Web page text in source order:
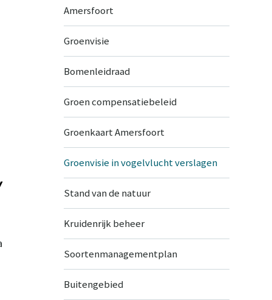
Amersfoort
Groenvisie
Bomenleidraad
Groen compensatiebeleid
Groenkaart Amersfoort
Groenvisie in vogelvlucht verslagen
Stand van de natuur
Kruidenrijk beheer
Soortenmanagementplan
Buitengebied